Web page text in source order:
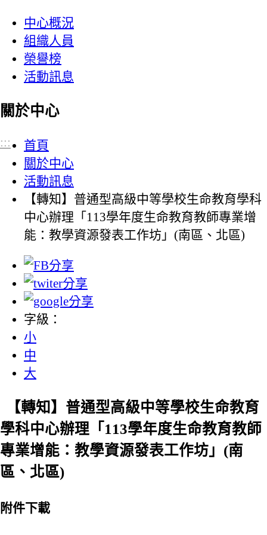
中心概況
組織人員
榮譽榜
活動訊息
關於中心
:::
首頁
關於中心
活動訊息
【轉知】普通型高級中等學校生命教育學科
中心辦理「113學年度生命教育教師專業增
能：教學資源發表工作坊」(南區、北區)
字級：
小
中
大
【轉知】普通型高級中等學校生命教育
學科中心辦理「113學年度生命教育教師
專業增能：教學資源發表工作坊」(南
區、北區)
附件下載